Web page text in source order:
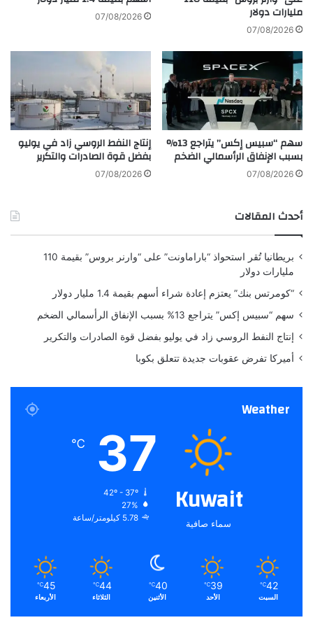
ووفقاً لما نقلته صحيفة “وول ستريت جورنال” عن مسؤولين عرب،
فإن 5 دول عربية هي: قطر والكويت ومصر والمغرب واليمن، تعارض
عودة بشار الأسد للجامعة العربية في الوقت الراهن نظراً لأن أسباب
تعليق عضوية سوريا لاتزال قائمة.
ا
ء
ل
ع
ي
د
ا
ل
و
ي
ت
ل
ل
م
س
ا
ه
ب
م
ر
ل
ا
ه
مليارات دولار
07/08/2026
07/08/2026
سهم “سبيس إكس” يتراجع 13%
بسبب الإنفاق الرأسمالي الضخم
07/08/2026
إنتاج النفط الروسي زاد في يوليو
بفضل قوة الصادرات والتكرير
07/08/2026
أحدث المقالات
بريطانيا تُقر استحواذ “باراماونت” على “وارنر بروس” بقيمة 110
مليارات دولار
“كومرتس بنك” يعتزم إعادة شراء أسهم بقيمة 1.4 مليار دولار
سهم “سبيس إكس” يتراجع 13% بسبب الإنفاق الرأسمالي الضخم
إنتاج النفط الروسي زاد في يوليو بفضل قوة الصادرات والتكرير
أميركا تفرض عقوبات جديدة تتعلق بكوبا
Weather
Kuwait
سماء صافية
37
℃
42º - 37º
27%
5.78 كيلومتر/ساعة
42
℃
السبت
39
℃
الأحد
40
℃
الأثنين
44
℃
الثلاثاء
45
℃
الأربعاء